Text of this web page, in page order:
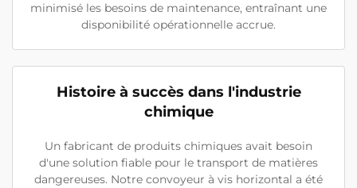
minimisé les besoins de maintenance, entraînant une
disponibilité opérationnelle accrue.
Histoire à succès dans l'industrie
chimique
Un fabricant de produits chimiques avait besoin
d'une solution fiable pour le transport de matières
dangereuses. Notre convoyeur à vis horizontal a été